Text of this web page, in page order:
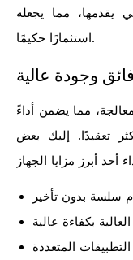
يقدمها، مما يجعله
استثمارًا حكيمًا.
وجودة عالية
مما يضمن أداءً
تعقيدًا. إليك بعض